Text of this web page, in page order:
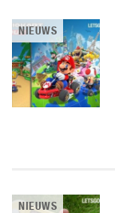
NIEUWS
NIEUWS